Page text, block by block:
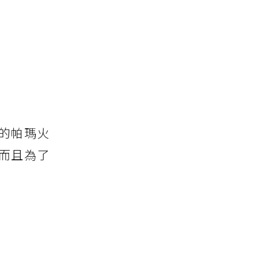
帕瑪火
且為了